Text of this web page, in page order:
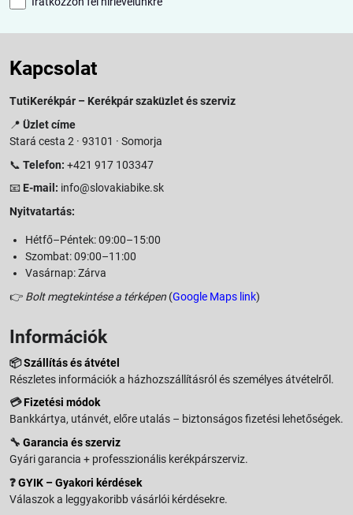
Kapcsolat
TutiKerékpár – Kerékpár szaküzlet és szerviz
📍 Üzlet címe
Stará cesta 2 · 93101 · Somorja
📞 Telefon: +421 917 103347
📧 E-mail: info@slovakiabike.sk
Nyitvatartás:
Hétfő–Péntek: 09:00–15:00
Szombat: 09:00–11:00
Vasárnap: Zárva
👉 Bolt megtekintése a térképen (Google Maps link)
Információk
📦Szállítás és átvétel
Részletes információk a házhozszállításról és személyes átvételről.
💳Fizetési módok
Bankkártya, utánvét, előre utalás – biztonságos fizetési lehetőségek.
🔧 Garancia és szerviz
Gyári garancia + professzionális kerékpárszerviz.
❓GYIK – Gyakori kérdések
Válaszok a leggyakoribb vásárlói kérdésekre.